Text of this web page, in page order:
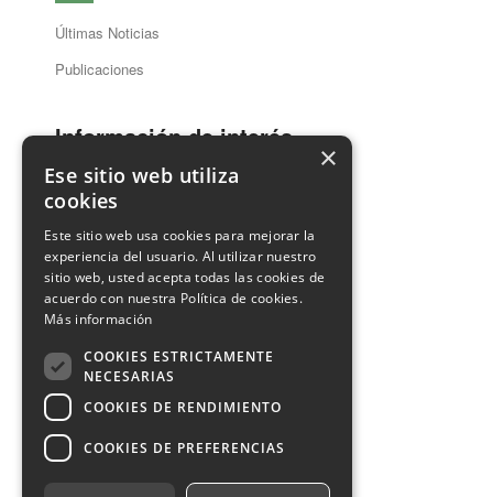
Últimas Noticias
Publicaciones
Información de interés
Guía Dentistas
Ventanilla Única
Contacto
Información de Contacto
Aviso legal
×
Ese sitio web utiliza
cookies
Este sitio web usa cookies para mejorar la
experiencia del usuario. Al utilizar nuestro
sitio web, usted acepta todas las cookies de
acuerdo con nuestra Política de cookies.
Más información
COOKIES ESTRICTAMENTE
NECESARIAS
COOKIES DE RENDIMIENTO
COOKIES DE PREFERENCIAS